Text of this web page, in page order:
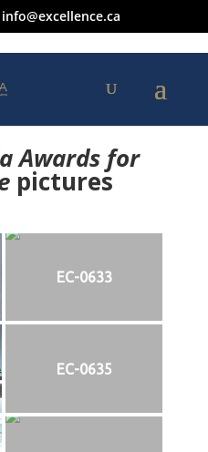
info@excellence.ca
Awards for
pictures
EC-0633
EC-0635